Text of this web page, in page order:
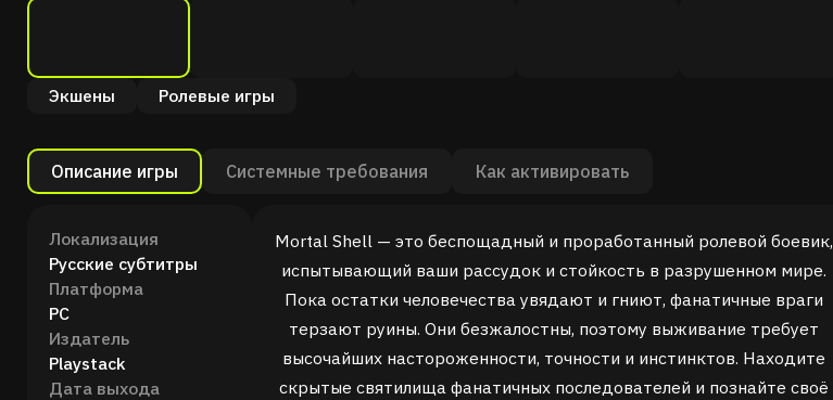
Экшены Ролевые игры
Описание игры Системные требования Как активировать
Локализация
Русские субтитры
Платформа
PC
Издатель
Playstack
Дата выхода
Mortal Shell — это беспощадный и проработанный ролевой боевик,
испытывающий ваши рассудок и стойкость в разрушенном мире.
Пока остатки человечества увядают и гниют, фанатичные враги
терзают руины. Они безжалостны, поэтому выживание требует
высочайших настороженности, точности и инстинктов. Находите
скрытые святилища фанатичных последователей и познайте своё